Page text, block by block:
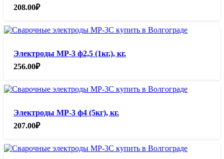
208.00₽
Электроды МР-3 ф2,5 (1кг.), кг.
256.00₽
Электроды МР-3 ф4 (5кг), кг.
207.00₽